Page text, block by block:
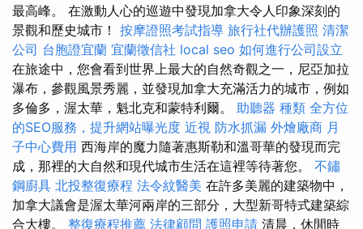
最高峰。 在激動人心的巡遊中發現加拿大令人印象深刻的
景觀和歷史城市！ 按摩證照考試指導 旅行社代辦護照 清潔
公司 台胞證宜蘭 宜蘭徵信社 local seo 如何進行公司設立
在旅途中，您會看到世界上最大的自然奇觀之一，尼亞加拉
瀑布，參觀風景秀麗，並發現加拿大充滿活力的城市，例如
多倫多，渥太華，魁北克和蒙特利爾。 助聽器 種類 全方位
的SEO服務，提升網站曝光度 近視 防水抓漏 外燴廠商 月
子中心費用 西海岸的魔力隨著惠斯勒和溫哥華的發現而完
成，那裡的大自然和現代城市生活在這裡等待著您。 不鏽
鋼廚具 北投整復療程 法令紋醫美 在許多美麗的建築物中，
加拿大議會是渥太華河兩岸的三部分，大型新哥特式建築綜
合大樓。 整復療程推薦 法律顧問 護照申請 清晨，休閒時